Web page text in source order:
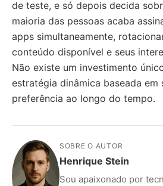
de teste, e só depois decida
maioria das pessoas acaba
apps simultaneamente,
conteúdo disponível e seus
Não existe um investimento
estratégia dinâmica baseada em
preferência ao longo do tempo.
SOBRE O AUTOR
Henrique Stein
Sou apaixonado por